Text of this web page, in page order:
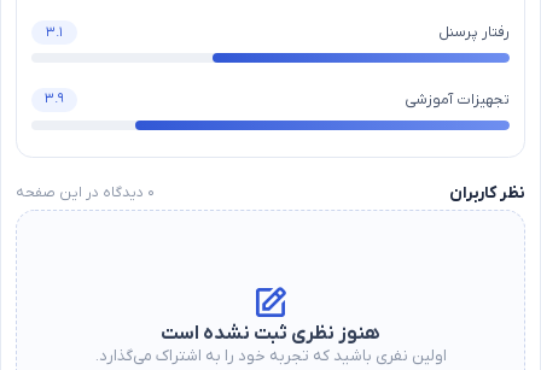
رفتار پرسنل ۳.۱
تجهیزات آموزشی ۳.۹
نظر کاربران ۰ دیدگاه در این صفحه
هنوز نظری ثبت نشده است
اولین نفری باشید که تجربه خود را به اشتراک می‌گذارد.